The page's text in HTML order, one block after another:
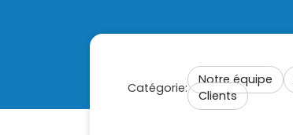
Catégorie:
Notre équipe
Clients